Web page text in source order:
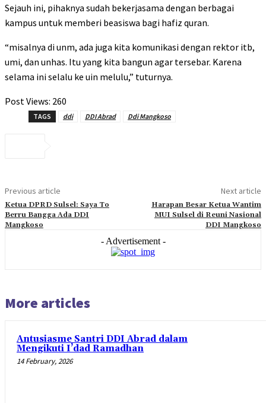
Sejauh ini, pihaknya sudah bekerjasama dengan berbagai
kampus untuk memberi beasiswa bagi hafiz quran.
“misalnya di unm, ada juga kita komunikasi dengan rektor itb,
umi, dan unhas. Itu yang kita bangun agar tersebar. Karena
selama ini selalu ke uin melulu,” tuturnya.
Post Views: 260
TAGS ddi DDI Abrad Ddi Mangkoso
Previous article
Ketua DPRD Sulsel: Saya To
Berru Bangga Ada DDI
Mangkoso
Next article
Harapan Besar Ketua Wantim
MUI Sulsel di Reuni Nasional
DDI Mangkoso
- Advertisement -
More articles
Antusiasme Santri DDI Abrad dalam
Mengikuti I’dad Ramadhan
14 February, 2026